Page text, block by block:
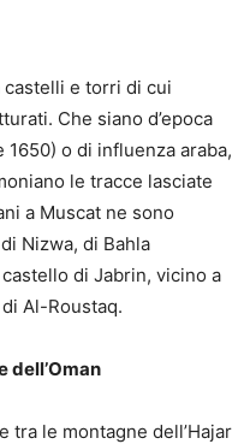
e torri di cui
Che siano d’epoca
o di influenza araba,
le tracce lasciate
a Muscat ne sono
Nizwa, di Bahla
di Jabrin, vicino a
Al-Roustaq.
dell’Oman
tra le montagne dell’Hajar